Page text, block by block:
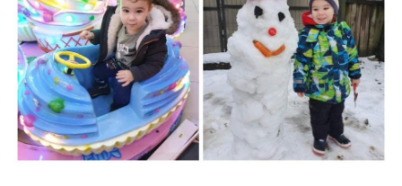
Tricouri
Treninguri
Ii traditionale
Rochii traditionale
Rochii Elegante
Jucarii